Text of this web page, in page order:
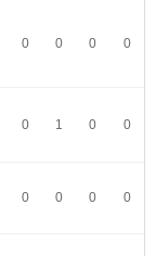
0 0 0 0
0 1 0 0
0 0 0 0